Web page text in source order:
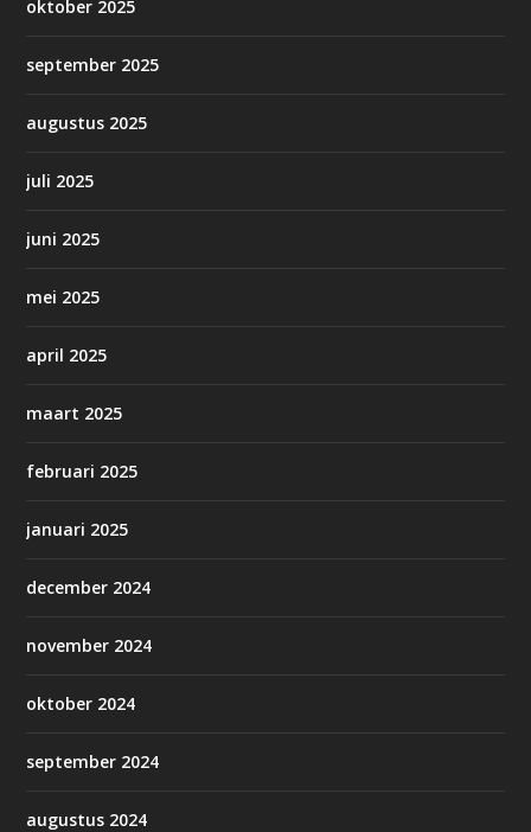
oktober 2025
september 2025
augustus 2025
juli 2025
juni 2025
mei 2025
april 2025
maart 2025
februari 2025
januari 2025
december 2024
november 2024
oktober 2024
september 2024
augustus 2024